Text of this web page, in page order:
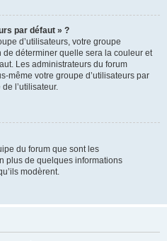
par défaut » ?
d’utilisateurs, votre groupe
de déterminer quelle sera la couleur et
Les administrateurs du forum
même votre groupe d’utilisateurs par
l’utilisateur.
du forum que sont les
plus de quelques informations
modèrent.